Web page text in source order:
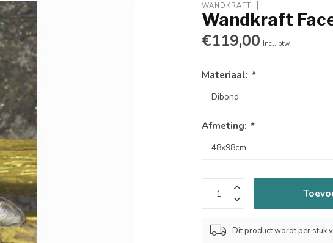
WANDKRAFT
Wandkraft
€119,00 Incl. btw
Materiaal: *
Afmeting: *
Dit product wordt per stuk